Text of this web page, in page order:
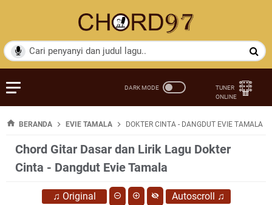
BERANDA EVIE TAMALA DOKTER CINTA - DANGDUT EVIE TAMALA
Chord Gitar Dasar dan Lirik Lagu Dokter
Cinta - Dangdut Evie Tamala
♫ Original Autoscroll ♫